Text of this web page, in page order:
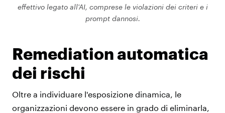
effettivo legato all'AI, comprese le violazioni dei criteri e i
prompt dannosi.
Remediation automatica
dei rischi
Oltre a individuare l'esposizione dinamica, le
organizzazioni devono essere in grado di eliminarla,